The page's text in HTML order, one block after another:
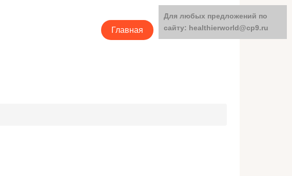
Главная Категории
Для любых предложений по
сайту: healthierworld@cp9.ru